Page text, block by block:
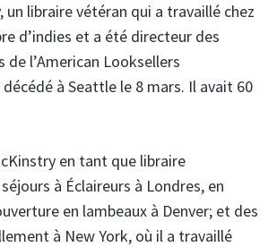
libraire vétéran qui a travaillé chez
d’indies et a été directeur des
l’American Looksellers
à Seattle le 8 mars. Il avait 60
en tant que libraire
à Éclaireurs à Londres, en
en lambeaux à Denver; et des
à New York, où il a travaillé